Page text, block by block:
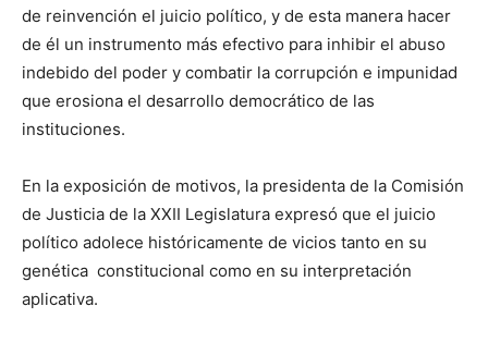
de reinvención el juicio político, y de esta manera hacer
de él un instrumento más efectivo para inhibir el abuso
indebido del poder y combatir la corrupción e impunidad
que erosiona el desarrollo democrático de las
instituciones.
En la exposición de motivos, la presidenta de la Comisión
de Justicia de la XXII Legislatura expresó que el juicio
político adolece históricamente de vicios tanto en su
genética constitucional como en su interpretación
aplicativa.